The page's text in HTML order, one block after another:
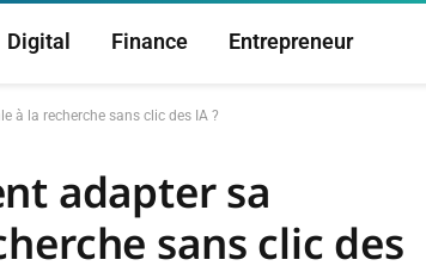
Digital Finance Entrepreneur
à la recherche sans clic des IA ?
adapter sa
sans clic des